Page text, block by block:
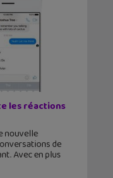
les réactions
nouvelle
de
Avec en plus